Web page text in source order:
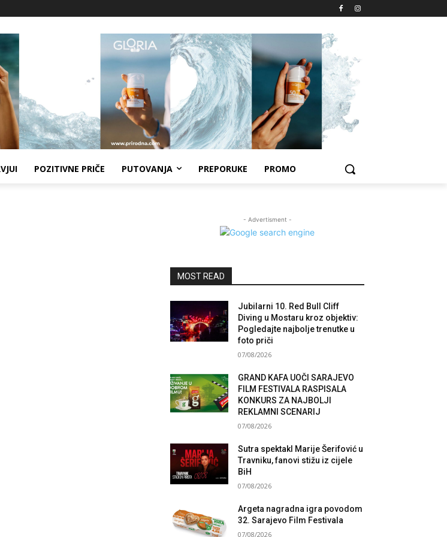
POZITIVNE PRIČE PUTOVANJA PREPORUKE PROMO
- Advertisment -
MOST READ
Jubilarni 10. Red Bull Cliff
Diving u Mostaru kroz objektiv:
Pogledajte najbolje trenutke u
foto priči
07/08/2026
GRAND KAFA UOČI SARAJEVO
FILM FESTIVALA RASPISALA
KONKURS ZA NAJBOLJI
REKLAMNI SCENARIJ
07/08/2026
Sutra spektakl Marije Šerifović u
Travniku, fanovi stižu iz cijele
BiH
07/08/2026
Argeta nagradna igra povodom
32. Sarajevo Film Festivala
07/08/2026